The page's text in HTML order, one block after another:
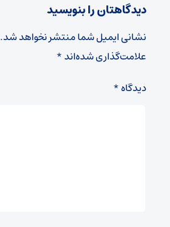
دیدگاهتان را بنویسید
نشانی ایمیل شما منتشر نخواهد شد.
علامت‌گذاری شده‌اند*
دیدگاه*